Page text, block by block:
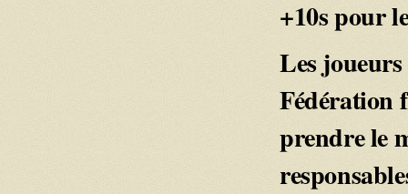
+10s pour
Les
Fédération
prendre le